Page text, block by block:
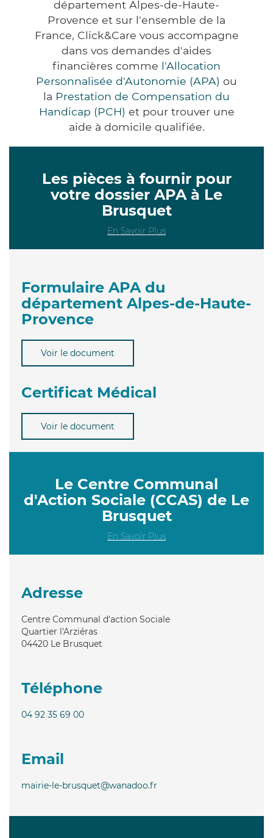
département Alpes-de-Haute-
Provence et sur l'ensemble de la
France, Click&Care vous accompagne
dans vos demandes d'aides
financières comme l'Allocation
Personnalisée d'Autonomie (APA) ou
la Prestation de Compensation du
Handicap (PCH) et pour trouver une
aide à domicile qualifiée.
Les pièces à fournir pour
votre dossier APA à Le
Brusquet
En Savoir Plus
Formulaire APA du
département Alpes-de-Haute-
Provence
Voir le document
Certificat Médical
Voir le document
Le Centre Communal
d'Action Sociale (CCAS) de Le
Brusquet
En Savoir Plus
Adresse
Centre Communal d'action Sociale
Quartier l'Arziéras
04420 Le Brusquet
Téléphone
04 92 35 69 00
Email
mairie-le-brusquet@wanadoo.fr